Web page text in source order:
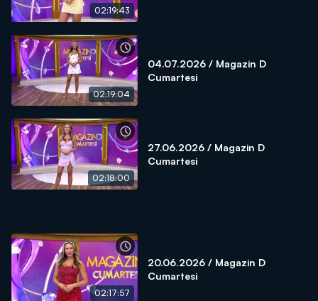
02:19:43
02:19:04
04.07.2026 / Magazin D
Cumartesi
02:18:00
27.06.2026 / Magazin D
Cumartesi
02:17:57
20.06.2026 / Magazin D
Cumartesi